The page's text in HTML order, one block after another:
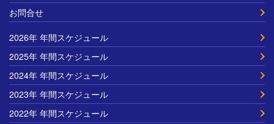
お問合せ
2026年 年間スケジュール
2025年 年間スケジュール
2024年 年間スケジュール
2023年 年間スケジュール
2022年 年間スケジュール